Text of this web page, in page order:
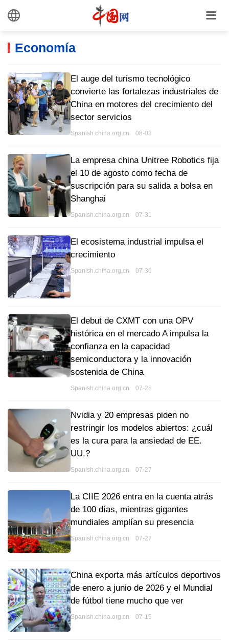
Economía
El auge del turismo tecnológico
convierte las fortalezas industriales de
China en motores del crecimiento del
sector servicios
Spanish.china.org.cn 08-03
La empresa china Unitree Robotics fija
el 10 de agosto como fecha de
suscripción para su salida a bolsa en
Shanghai
Spanish.china.org.cn 07-31
El ecosistema industrial impulsa el
crecimiento
Spanish.china.org.cn 07-30
El debut de CXMT con una OPV
histórica en el mercado A impulsa la
confianza en la capacidad
semiconductora y la innovación
sostenida de China
Spanish.china.org.cn 07-28
Nvidia y 20 empresas piden no
restringir los modelos abiertos: ¿cuál
es la cura para la ansiedad de EE.
UU.?
Spanish.china.org.cn 07-27
La CIIE 2026 entra en la cuenta atrás
de 100 días, mientras gigantes
mundiales amplían su presencia
Spanish.china.org.cn 07-27
China exporta más artículos deportivos
de enero a junio de 2026 y el Mundial
de fútbol tiene mucho que ver
Spanish.china.org.cn 07-15